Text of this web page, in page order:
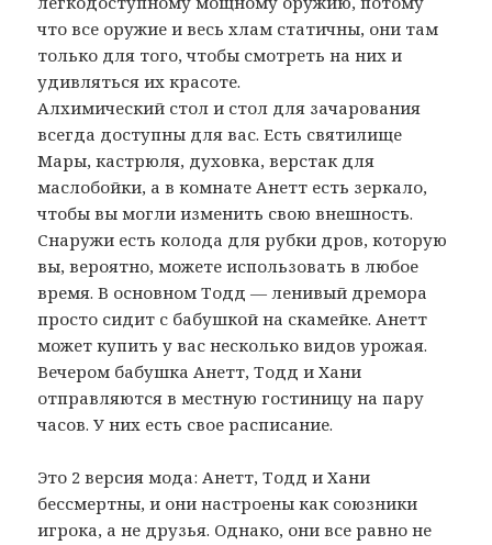
что все оружие и весь хлам статичны, они там
только для того, чтобы смотреть на них и
удивляться их красоте.
Алхимический стол и стол для зачарования
всегда доступны для вас. Есть святилище
Мары, кастрюля, духовка, верстак для
маслобойки, а в комнате Анетт есть зеркало,
чтобы вы могли изменить свою внешность.
Снаружи есть колода для рубки дров, которую
вы, вероятно, можете использовать в любое
время. В основном Тодд — ленивый дремора
просто сидит с бабушкой на скамейке. Анетт
может купить у вас несколько видов урожая.
Вечером бабушка Анетт, Тодд и Хани
отправляются в местную гостиницу на пару
часов. У них есть свое расписание.
Это 2 версия мода: Анетт, Тодд и Хани
бессмертны, и они настроены как союзники
игрока, а не друзья. Однако, они все равно не